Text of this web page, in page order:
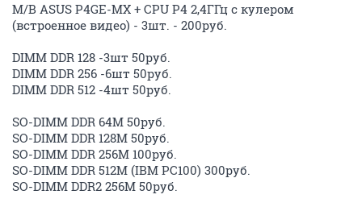
M/B ASUS P4GE-MX + CPU P4 2,4ГГц с кулером
(встроенное видео) - 3шт. - 200руб.
DIMM DDR 128 -3шт 50руб.
DIMM DDR 256 -6шт 50руб.
DIMM DDR 512 -4шт 50руб.
SO-DIMM DDR 64M 50руб.
SO-DIMM DDR 128M 50руб.
SO-DIMM DDR 256M 100руб.
SO-DIMM DDR 512M (IBM PC100) 300руб.
SO-DIMM DDR2 256M 50руб.